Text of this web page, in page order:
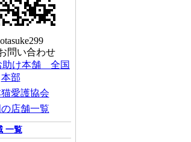
問い合わせ
一覧